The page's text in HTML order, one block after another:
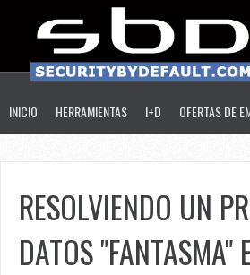
INICIO HERRAMIENTAS I+D OFERTAS DE
RESOLVIENDO UN
DATOS